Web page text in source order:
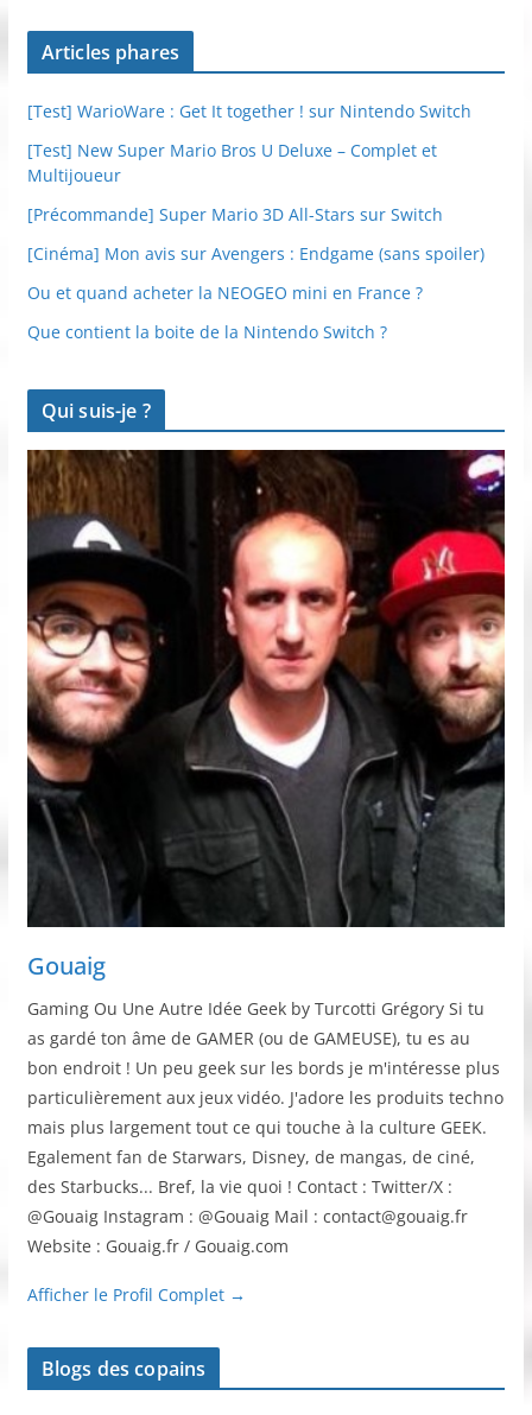
Articles phares
[Test] WarioWare : Get It together ! sur Nintendo Switch
[Test] New Super Mario Bros U Deluxe – Complet et
Multijoueur
[Précommande] Super Mario 3D All-Stars sur Switch
[Cinéma] Mon avis sur Avengers : Endgame (sans spoiler)
Ou et quand acheter la NEOGEO mini en France ?
Que contient la boite de la Nintendo Switch ?
Qui suis-je ?
Gouaig
Gaming Ou Une Autre Idée Geek by Turcotti Grégory Si tu
as gardé ton âme de GAMER (ou de GAMEUSE), tu es au
bon endroit ! Un peu geek sur les bords je m'intéresse plus
particulièrement aux jeux vidéo. J'adore les produits techno
mais plus largement tout ce qui touche à la culture GEEK.
Egalement fan de Starwars, Disney, de mangas, de ciné,
des Starbucks... Bref, la vie quoi ! Contact : Twitter/X :
@Gouaig Instagram : @Gouaig Mail : contact@gouaig.fr
Website : Gouaig.fr / Gouaig.com
Afficher le Profil Complet →
Blogs des copains